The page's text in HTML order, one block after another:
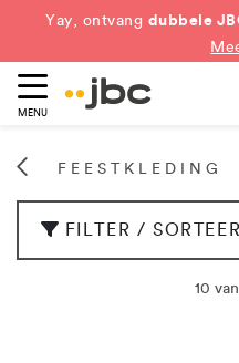
Yay, ontvang dubbele
MENU
FEESTKLEDING
FILTER / SORTEER
10